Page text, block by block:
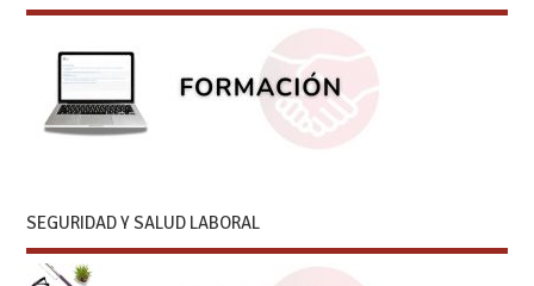
SEGURIDAD Y SALUD LABORAL